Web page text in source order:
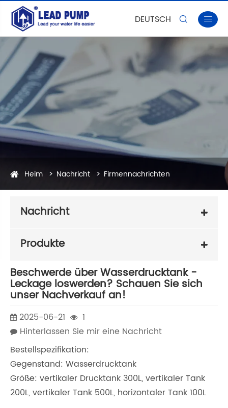
DEUTSCH  
Heim Nachricht Firmennachrichten
Nachricht
Produkte
Beschwerde über Wasserdrucktank -
Leckage loswerden? Schauen Sie sich
unser Nachverkauf an!
2025-06-21
1
Hinterlassen Sie mir eine Nachricht
Bestellspezifikation:
Gegenstand: Wasserdrucktank
Größe: vertikaler Drucktank 300L, vertikaler Tank
200L, vertikaler Tank 500L, horizontaler Tank 100L